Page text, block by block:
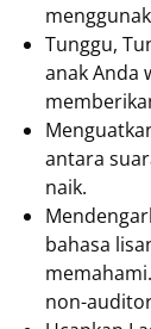
Tunggu,
anak Anda
antara
naik.
bahasa
non-